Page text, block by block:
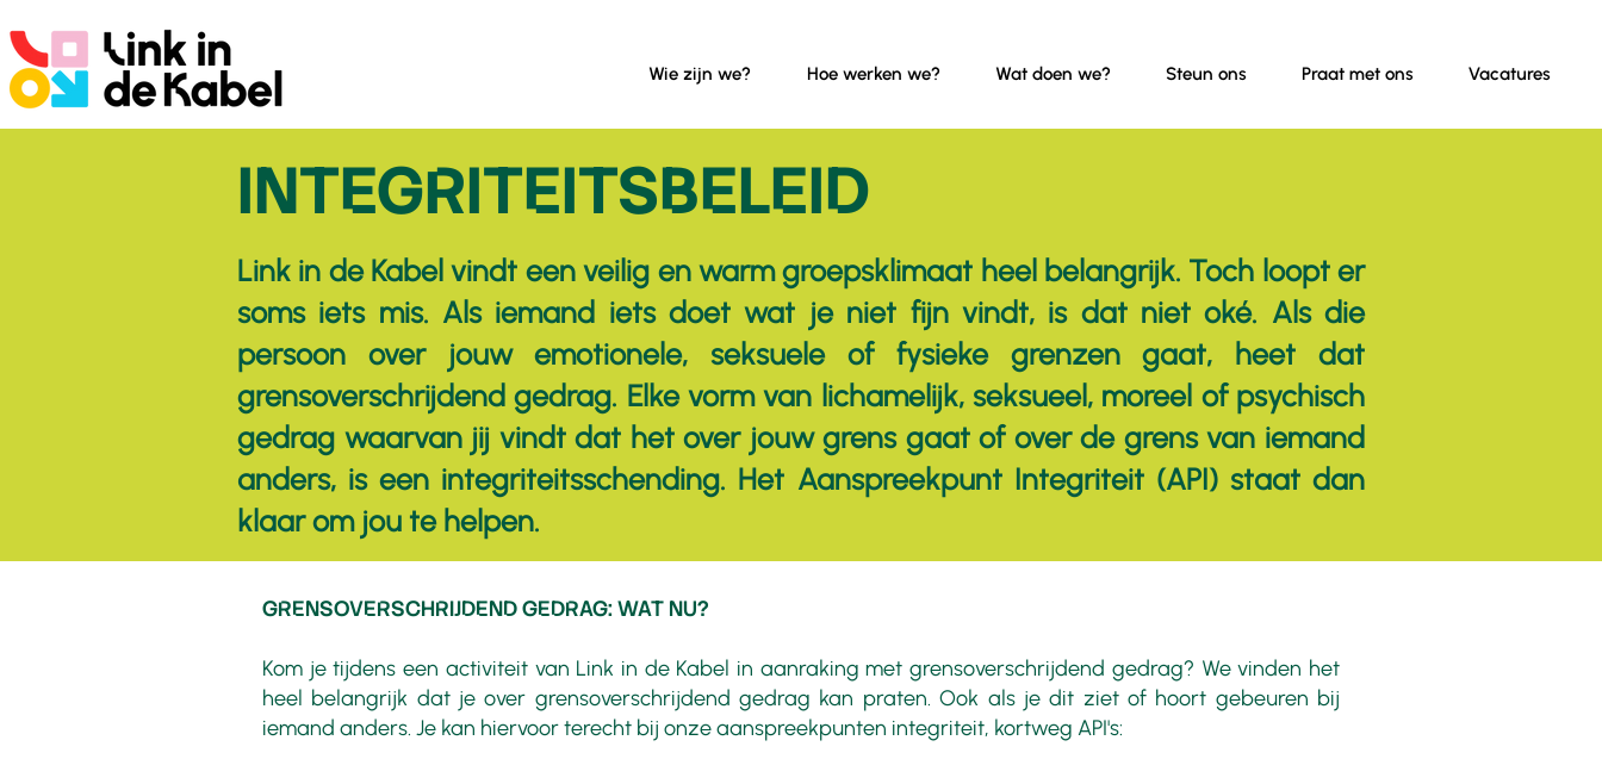
Wie zijn we? Hoe werken we? Wat doen we? Steun ons Praat met ons Vacatures
INTEGRITEITSBELEID
Link in de Kabel vindt een veilig en warm groepsklimaat heel belangrijk. Toch loopt er
soms iets mis. Als iemand iets doet wat je niet fijn vindt, is dat niet oké. Als die
persoon over jouw emotionele, seksuele of fysieke grenzen gaat, heet dat
grensoverschrijdend gedrag. Elke vorm van lichamelijk, seksueel, moreel of psychisch
gedrag waarvan jij vindt dat het over jouw grens gaat of over de grens van iemand
anders, is een integriteitsschending. Het Aanspreekpunt Integriteit (API) staat dan
klaar om jou te helpen.
​GRENSOVERSCHRIJDEND GEDRAG: WAT NU?
Kom je tijdens een activiteit van Link in de Kabel in aanraking met grensoverschrijdend gedrag? We vinden het
heel belangrijk dat je over grensoverschrijdend gedrag kan praten. Ook als je dit ziet of hoort gebeuren bij
iemand anders. Je kan hiervoor terecht bij onze aanspreekpunten integriteit, kortweg API's: